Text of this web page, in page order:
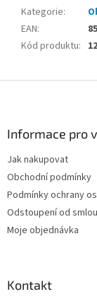
Kategorie:
EAN:
Kód produktu:
Informace pro
Jak nakupovat
Obchodní podmínky
Podmínky ochrany
Odstoupení od
Moje objednávka
Kontakt